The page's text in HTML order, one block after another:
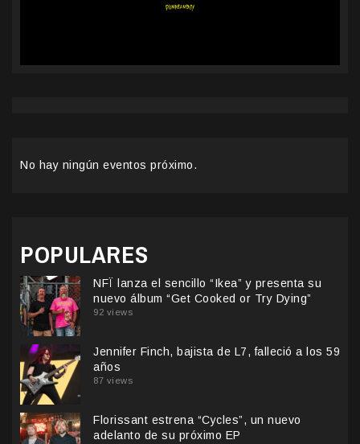
No hay ningún eventos próximo.
POPULARES
NFÏ lanza el sencillo “Ikea” y presenta su
nuevo álbum “Get Cooked or Try Dying”
92 views
Jennifer Finch, bajista de L7, falleció a los 59
años
87 views
Florissant estrena “Cycles”, un nuevo
adelanto de su próximo EP